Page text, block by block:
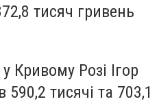
тисяч гривень
Кривому Розі Ігор
тисячі та 703,1